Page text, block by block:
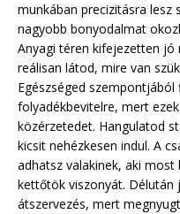
munkában precizitásra lesz
nagyobb bonyodalmat
Anyagi téren kifejezetten
reálisan látod, mire van
Egészséged
folyadékbevitelre, mert
közérzetedet. Hangulatod
kicsit nehézkesen indul. A
adhatsz valakinek, aki
kettőtök viszonyát. Délután
átszervezés, mert